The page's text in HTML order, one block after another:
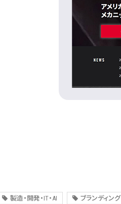
製造・開発・IT・AI ブランディング